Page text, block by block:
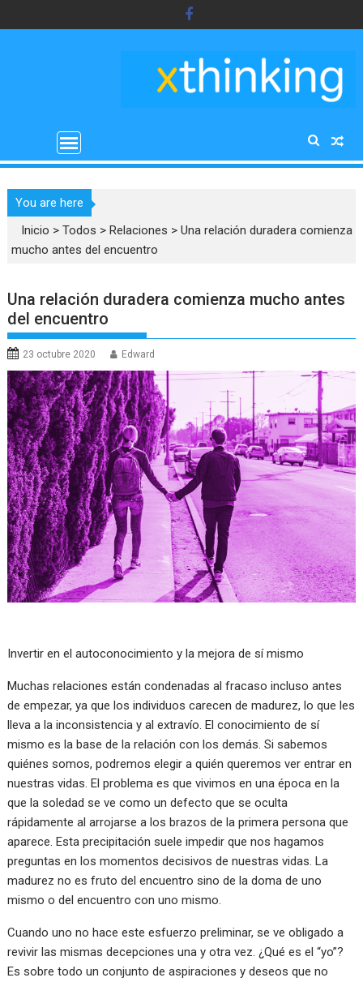
al
You are here
Inicio >Todos >Relaciones >Una relación duradera comienza
mucho antes del encuentro
Una relación duradera comienza mucho antes
del encuentro
23 octubre 2020 Edward
Invertir en el autoconocimiento y la mejora de sí mismo
Muchas relaciones están condenadas al fracaso incluso antes
de empezar, ya que los individuos carecen de madurez, lo que les
lleva a la inconsistencia y al extravío. El conocimiento de sí
mismo es la base de la relación con los demás. Si sabemos
quiénes somos, podremos elegir a quién queremos ver entrar en
nuestras vidas. El problema es que vivimos en una época en la
que la soledad se ve como un defecto que se oculta
rápidamente al arrojarse a los brazos de la primera persona que
aparece. Esta precipitación suele impedir que nos hagamos
preguntas en los momentos decisivos de nuestras vidas. La
madurez no es fruto del encuentro sino de la doma de uno
mismo o del encuentro con uno mismo.
Cuando uno no hace este esfuerzo preliminar, se ve obligado a
revivir las mismas decepciones una y otra vez. ¿Qué es el “yo”?
Es sobre todo un conjunto de aspiraciones y deseos que no